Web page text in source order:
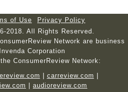
of Use
Privacy Policy
2018. All Rights Reserved.
Network are business
Corporation
ConsumerReview Network:
carreview.com
audioreview.com